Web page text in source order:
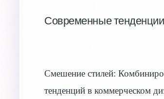
Современные
Смешение стилей:
тенденций в коммерческом